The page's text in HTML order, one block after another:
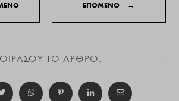
ΕΠΟΜΕΝΟ →
ΤΟ ΑΡΘΡΟ: